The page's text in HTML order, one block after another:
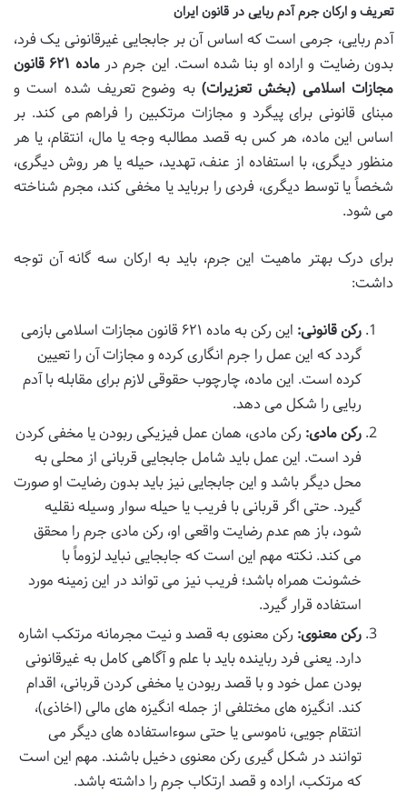
تعریف و ارکان جرم آدم ربایی در قانون ایران
آدم ربایی، جرمی است که اساس آن بر جابجایی غیرقانونی یک فرد،
بدون رضایت و اراده او بنا شده است. این جرم در
ماده ۶۲۱ قانون
مجازات اسلامی (بخش تعزیرات) به وضوح تعریف شده است و
مبنای قانونی برای پیگرد و مجازات مرتکبین را فراهم می کند. بر
اساس این ماده، هر کس به قصد مطالبه وجه یا مال، انتقام، یا هر
منظور دیگری، با استفاده از عنف، تهدید، حیله یا هر روش دیگری،
شخصاً یا توسط دیگری، فردی را برباید یا مخفی کند، مجرم شناخته
می شود.
برای درک بهتر ماهیت این جرم، باید به ارکان سه گانه آن توجه
داشت:
رکن قانونی:
این رکن به ماده ۶۲۱ قانون مجازات اسلامی بازمی
گردد که این عمل را جرم انگاری کرده و مجازات آن را تعیین
کرده است. این ماده، چارچوب حقوقی لازم برای مقابله با آدم
ربایی را شکل می دهد.
رکن مادی: رکن مادی، همان عمل فیزیکی ربودن یا مخفی کردن
فرد است. این عمل باید شامل جابجایی قربانی از محلی به
محل دیگر باشد و این جابجایی نیز باید بدون رضایت او صورت
گیرد. حتی اگر قربانی با فریب یا حیله سوار وسیله نقلیه
شود، باز هم عدم رضایت واقعی او، رکن مادی جرم را محقق
می کند. نکته مهم این است که جابجایی نباید لزوماً با
خشونت همراه باشد؛ فریب نیز می تواند در این زمینه مورد
استفاده قرار گیرد.
رکن معنوی: رکن معنوی به قصد و نیت مجرمانه مرتکب اشاره
دارد. یعنی فرد رباینده باید با علم و آگاهی کامل به غیرقانونی
بودن عمل خود و با قصد ربودن یا مخفی کردن قربانی، اقدام
کند. انگیزه های مختلفی از جمله انگیزه های مالی (اخاذی)،
انتقام جویی، ناموسی یا حتی سوءاستفاده های دیگر می
توانند در شکل گیری رکن معنوی دخیل باشند. مهم این است
که مرتکب، اراده و قصد ارتکاب جرم را داشته باشد.